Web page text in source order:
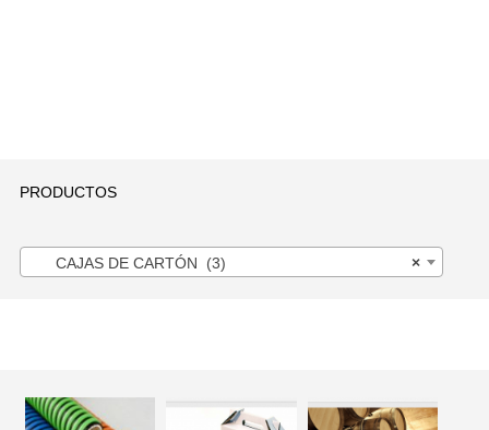
PRODUCTOS
×
CAJAS DE CARTÓN (3)